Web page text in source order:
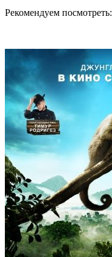
Рекомендуем посмотреть: